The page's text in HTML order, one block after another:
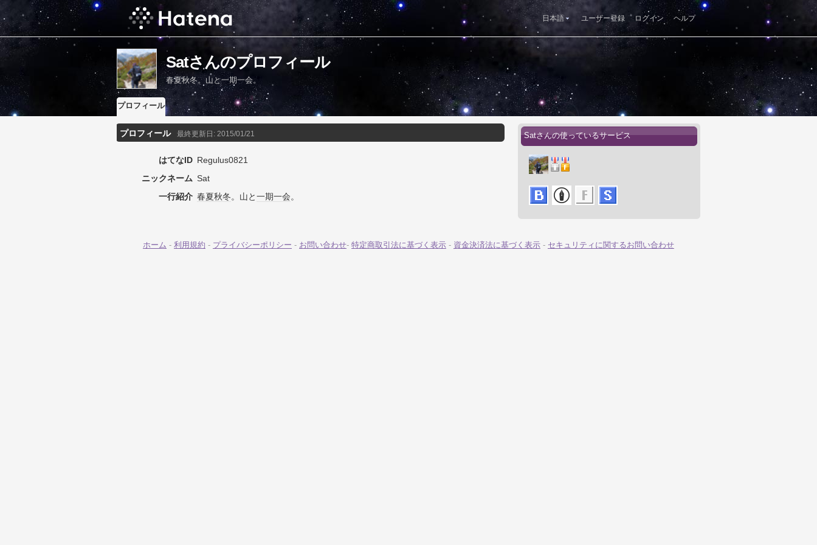
日本語 ユーザー登録 ログイン ヘルプ
Satさんのプロフィール
春夏秋冬。山と一期一会。
プロフィール
プロフィール 最終更新日: 2015/01/21
はてなID Regulus0821
ニックネーム Sat
一行紹介 春夏秋冬。山と一期一会。
Satさんの使っているサービス
ホーム - 利用規約 - プライバシーポリシー - お問い合わせ- 特定商取引法に基づく表示 - 資金決済法に基づく表示 - セキュリティに関するお問い合わせ